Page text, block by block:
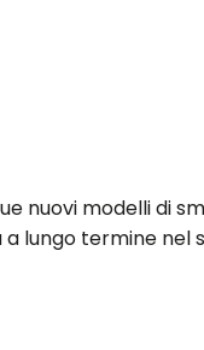
nuovi modelli di
lungo termine